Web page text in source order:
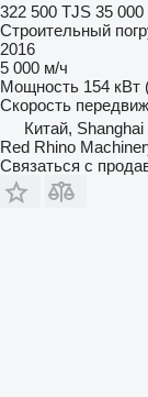
322 500 TJS 35 000
Строительный
2016
5 000 м/ч
Мощность 154 кВт
Скорость
Китай, Shanghai
Red Rhino
Связаться с